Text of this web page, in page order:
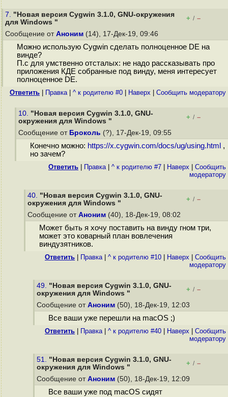
7. "Новая версия Cygwin 3.1.0, GNU-окружения
для Windows "
+ / –
Сообщение от Аноним (14), 17-Дек-19, 09:46
Можно использую Cygwin сделать полноценное DE на
винде?
П.с для умственно отсталых: не надо рассказывать про
приложения КДЕ собранные под винду, меня интересует
полноценное DE.
Ответить Правка| ^ к родителю #0 Наверх Cообщить модератору
10. "Новая версия Cygwin 3.1.0, GNU-
окружения для Windows "
+ / –
Сообщение от Броколь (?), 17-Дек-19, 09:55
Конечно можно: https://x.cygwin.com/docs/ug/using.html ,
но зачем?
Ответить Правка| ^ к родителю #7 Наверх
Cообщить
модератору
40. "Новая версия Cygwin 3.1.0, GNU-
окружения для Windows "
+ / –
Сообщение от Аноним (40), 18-Дек-19, 08:02
Может быть я хочу поставить на винду гном три,
может это коварный план вовлечения
виндузятников.
Ответить Правка| ^ к родителю #10 Наверх
Cообщить
модератору
49. "Новая версия Cygwin 3.1.0, GNU-
окружения для Windows "
+ / –
Сообщение от Аноним (50), 18-Дек-19, 12:03
Все ваши уже перешли на macOS ;)
Ответить Правка| ^ к родителю #40 Наверх
Cообщить
модератору
51. "Новая версия Cygwin 3.1.0, GNU-
окружения для Windows "
+ / –
Сообщение от Аноним (50), 18-Дек-19, 12:09
Все ваши уже под macOS сидят